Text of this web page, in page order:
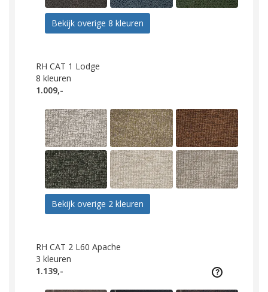
Bekijk overige 8 kleuren
RH CAT 1 Lodge
8 kleuren
1.009,-
Bekijk overige 2 kleuren
RH CAT 2 L60 Apache
3 kleuren
1.139,-